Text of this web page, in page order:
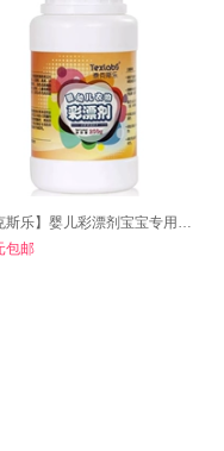
【泰克斯乐】婴儿彩漂剂宝宝专用彩漂粉
包邮